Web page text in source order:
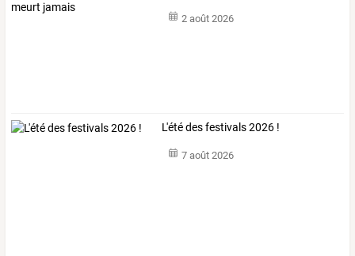
2 août 2026
L'été des festivals 2026 !
7 août 2026